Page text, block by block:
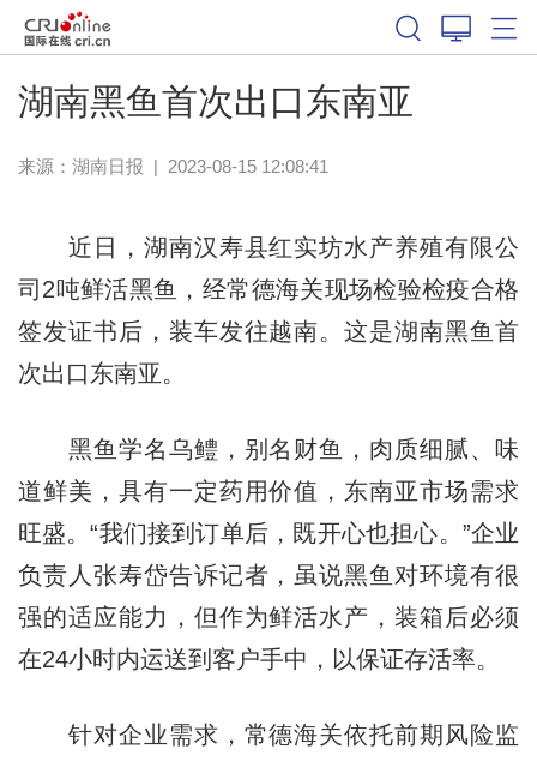
湖南黑鱼首次出口东南亚
来源： 湖南日报 | 2023-08-15 12:08:41
近日，湖南汉寿县红实坊水产养殖有限公
司2吨鲜活黑鱼，经常德海关现场检验检疫合格
签发证书后，装车发往越南。这是湖南黑鱼首
次出口东南亚。
黑鱼学名乌鳢，别名财鱼，肉质细腻、味
道鲜美，具有一定药用价值，东南亚市场需求
旺盛。“我们接到订单后，既开心也担心。”企业
负责人张寿岱告诉记者，虽说黑鱼对环境有很
强的适应能力，但作为鲜活水产，装箱后必须
在24小时内运送到客户手中，以保证存活率。
针对企业需求，常德海关依托前期风险监